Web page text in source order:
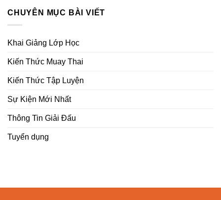
CHUYÊN MỤC BÀI VIẾT
Khai Giảng Lớp Học
Kiến Thức Muay Thai
Kiến Thức Tập Luyện
Sự Kiện Mới Nhất
Thông Tin Giải Đấu
Tuyển dụng